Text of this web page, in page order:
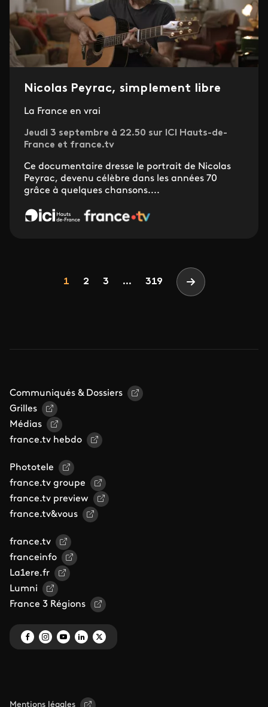
Nicolas Peyrac, simplement libre
La France en vrai
Jeudi 3 septembre à 22.50 sur ICI Hauts-de-
France et france.tv
Ce documentaire dresse le portrait de Nicolas
Peyrac, devenu célèbre dans les années 70
grâce à quelques chansons....
Page
1 Page
2 Page
3 ... 319 Page suivante
Communiqués & Dossiers
Grilles
Médias
france.tv hebdo
Phototele
france.tv groupe
france.tv preview
france.tv&vous
france.tv
franceinfo
La1ere.fr
Lumni
France 3 Régions
Mentions légales